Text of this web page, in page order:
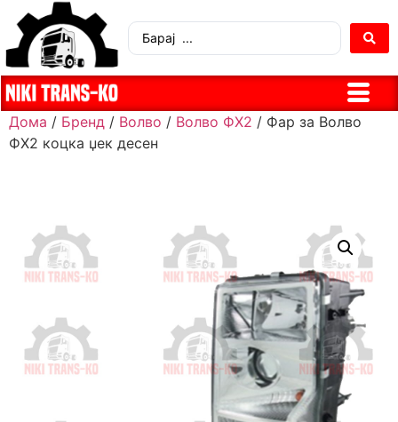
Дома / Бренд / Волво / Волво ФХ2 / Фар за Волво
ФХ2 коцка џек десен